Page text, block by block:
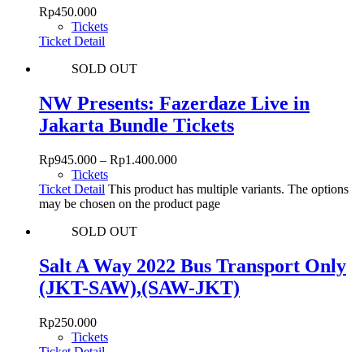
Rp450.000
Tickets
Ticket Detail
SOLD OUT
NW Presents: Fazerdaze Live in
Jakarta Bundle Tickets
Rp945.000 – Rp1.400.000
Tickets
Ticket Detail This product has multiple variants. The options
may be chosen on the product page
SOLD OUT
Salt A Way 2022 Bus Transport Only
(JKT-SAW),(SAW-JKT)
Rp250.000
Tickets